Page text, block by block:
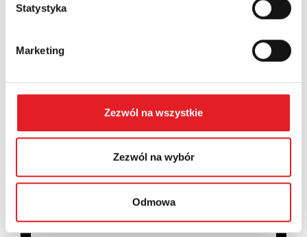
Statystyka
Marketing
Zezwól na wszystkie
Zezwól na wybór
Odmowa
Wyrażam zgodę na przetwarzanie moich danych
temat przetwarzania danych osobowych w
prywatności.*